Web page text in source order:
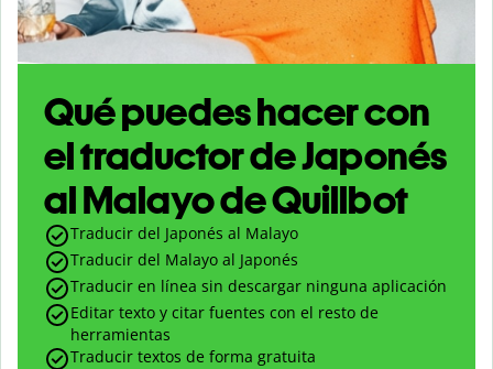
Qué puedes hacer con
el traductor de Japonés
al Malayo de Quillbot
Traducir del Japonés al Malayo
Traducir del Malayo al Japonés
Traducir en línea sin descargar ninguna aplicación
Editar texto y citar fuentes con el resto de
herramientas
Traducir textos de forma gratuita